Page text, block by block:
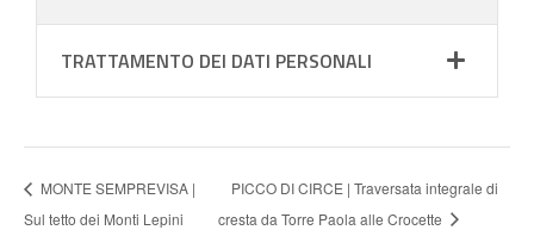
TRATTAMENTO DEI DATI PERSONALI
MONTE SEMPREVISA |
Sul tetto dei Monti Lepini
PICCO DI CIRCE | Traversata integrale di
cresta da Torre Paola alle Crocette